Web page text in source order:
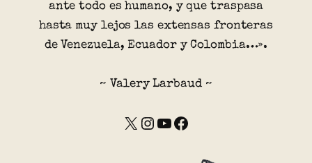
ante todo es humano, y que traspasa
hasta muy lejos las extensas fronteras
de Venezuela, Ecuador y Colombia…».
~ Valery Larbaud ~
X Instagram YouTube Facebook